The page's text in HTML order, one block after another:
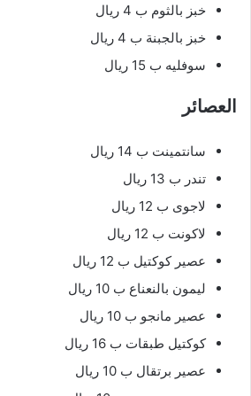
خبز بالثوم ب 4 ريال
خبز بالجبنة ب 4 ريال
سوفليه ب 15 ريال
العصائر
سانتمينت ب 14 ريال
تندر ب 13 ريال
لاجوى ب 12 ريال
لاكونت ب 12 ريال
عصير كوكتيل ب 12 ريال
ليمون بالنعناع ب 10 ريال
عصير مانجو ب 10 ريال
كوكتيل طبقات ب 16 ريال
عصير برتقال ب 10 ريال